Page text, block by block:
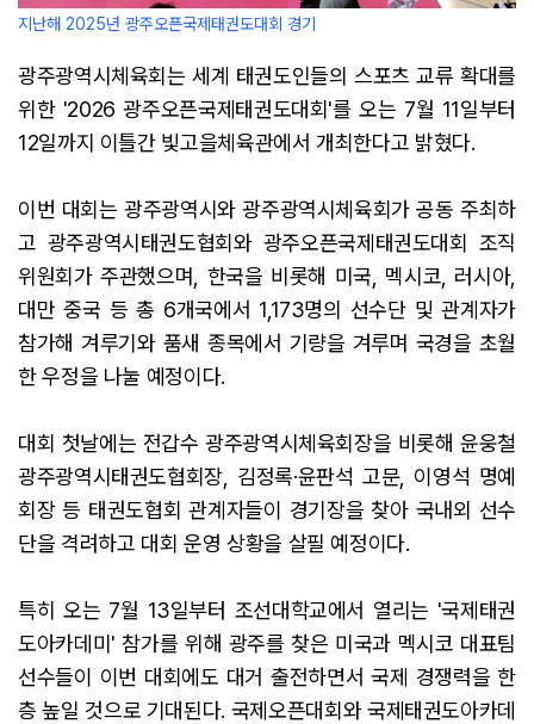
지난해 2025년 광주오픈국제태권도대회 경기
광주광역시체육회는 세계 태권도인들의 스포츠 교류 확대를
위한 '2026 광주오픈국제태권도대회'를 오는 7월 11일부터
12일까지 이틀간 빛고을체육관에서 개최한다고 밝혔다.
이번 대회는 광주광역시와 광주광역시체육회가 공동 주최하
고 광주광역시태권도협회와 광주오픈국제태권도대회 조직
위원회가 주관했으며, 한국을 비롯해 미국, 멕시코, 러시아,
대만 중국 등 총 6개국에서 1,173명의 선수단 및 관계자가
참가해 겨루기와 품새 종목에서 기량을 겨루며 국경을 초월
한 우정을 나눌 예정이다.
대회 첫날에는 전갑수 광주광역시체육회장을 비롯해 윤웅철
광주광역시태권도협회장, 김정록·윤판석 고문, 이영석 명예
회장 등 태권도협회 관계자들이 경기장을 찾아 국내외 선수
단을 격려하고 대회 운영 상황을 살필 예정이다.
특히 오는 7월 13일부터 조선대학교에서 열리는 '국제태권
도아카데미' 참가를 위해 광주를 찾은 미국과 멕시코 대표팀
선수들이 이번 대회에도 대거 출전하면서 국제 경쟁력을 한
층 높일 것으로 기대된다. 국제오픈대회와 국제태권도아카데